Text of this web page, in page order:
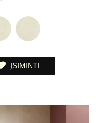
ĮSIMINTI